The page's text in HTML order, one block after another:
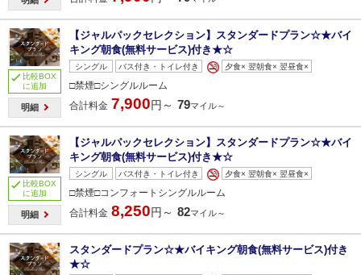
比較BOX
に追加
明細
【ジャルパックセレクション】スタンダードプラン☆★バイ
キング朝食(無料サービス)付き★☆
シングル バス付き・トイレ付き 夕食× 翌朝食× 翌昼食×
□禁煙□シングルルーム
合計料金 7,900円～ 79マイル～
比較BOX
に追加
明細
【ジャルパックセレクション】スタンダードプラン☆★バイ
キング朝食(無料サービス)付き★☆
シングル バス付き・トイレ付き 夕食× 翌朝食× 翌昼食×
□禁煙□コンフォートシングルルーム
合計料金 8,250円～ 82マイル～
スタンダードプラン☆★バイキング朝食(無料サービス)付き
★☆